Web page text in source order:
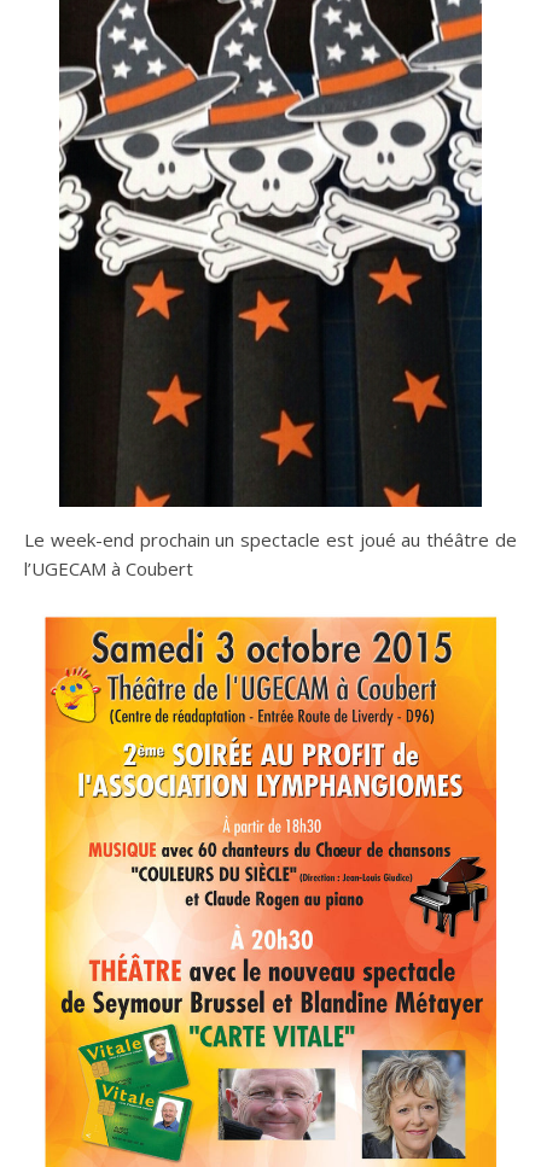
Le week-end prochain un spectacle est joué au théâtre de
l’UGECAM à Coubert